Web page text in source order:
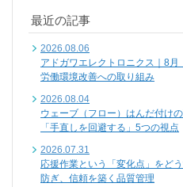
最近の記事
2026.08.06
アドガワエレクトロニクス｜8月
労働環境改善への取り組み
2026.08.04
ウェーブ（フロー）はんだ付け
「手直しを回避する」5つの視点
2026.07.31
応援作業という「変化点」をど
防ぎ、信頼を築く品質管理